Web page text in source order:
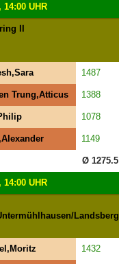
14:00 UHR
II
1487
Trung,Atticus 1388
1078
1149
Ø 1275.5
14:00 UHR
Landsberg
1432